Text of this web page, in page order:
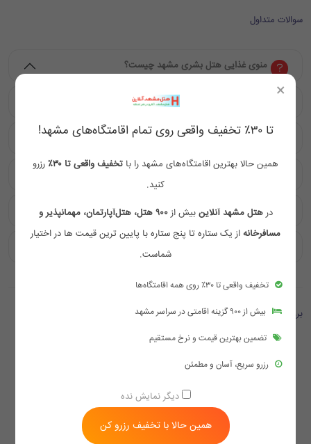
سوالات متداول
منوی غذایی هتل بشری مشهد چیست؟
قیمت تور هتل بشری مشهد چقدر است؟
استخر هتل بشری مشهد کجاست؟
چگونه می‌توان با هتل بشری مشهد تماس گرفت؟
بررسی ها
×
تا ۳۰٪ تخفیف واقعی روی تمام اقامتگاه‌های مشهد!
همین حالا بهترین اقامتگاه‌های مشهد را با تخفیف واقعی تا ۳۰٪
رزرو
کنید.
درهتل مشهد آنلاین بیش از
۹۰۰ هتل، هتل‌آپارتمان، مهمانپذیر و
مسافرخانه از یک ستاره تا پنج ستاره با پایین ترین قیمت ها در اختیار
شماست.
تخفیف واقعی تا ۳۰٪ روی همه اقامتگاه‌ها
بیش از ۹۰۰ گزینه اقامتی در سراسر مشهد
تضمین بهترین قیمت و نرخ مستقیم
رزرو سریع، آسان و مطمئن
دیگر نمایش نده
همین حالا با تخفیف رزرو کن